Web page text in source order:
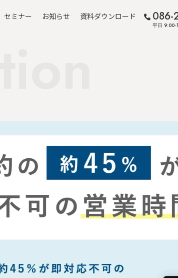
セミナー お知らせ 資料ダウンロード 086-
平日 9:00-